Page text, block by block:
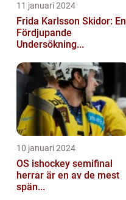
11 januari 2024
Frida Karlsson Skidor: En
Fördjupande
Undersökning...
10 januari 2024
OS ishockey semifinal
herrar är en av de mest
spän...